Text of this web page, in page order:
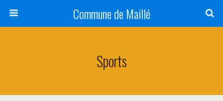
Commune de Maillé
Sports